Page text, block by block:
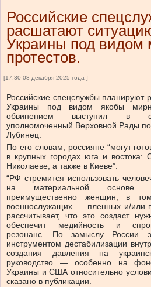
Российские
расшатают
Украины под видом
протестов.
[17:30 08 декабря 2025 года ]
Российские спецслужбы планируют
Украины под видом якобы
обвинением выступил в
уполномоченный Верховной Рады
Лубинец.
По его словам, россияне “могут
в крупных городах юга и востока:
Николаеве, а также в Киеве”.
“РФ стремится использовать
на материальной основе
преимущественно женщин, в
военнослужащих — пленных и/или
рассчитывает, что это создаст
обеспечит медийность и
резонанс. По замыслу России
инструментом дестабилизации
создания давления на
руководство — особенно на
Украины и США относительно
сказано в публикации.